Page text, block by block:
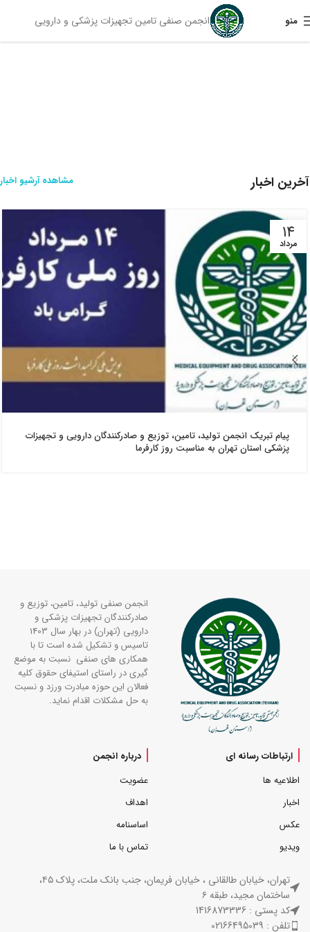
منو انجمن صنفی تامین تجهیزات پزشکی و دارویی
آخرین اخبار مشاهده آرشیو اخبار
۱۴
مرداد
پیام تبریک انجمن تولید، تامین، توزیع و صادرکنندگان دارویی و تجهیزات
پزشکی استان تهران به مناسبت روز کارفرما
انجمن صنفی تولید، تامین، توزیع و
صادرکنندگان تجهیزات پزشکی و
دارویی (تهران) در بهار سال 1403
تاسیس و تشکیل شده است تا با
همکاری های صنفی نسبت به موضع
گیری در راستای استیفای حقوق کلیه
فعالان این حوزه مبادرت ورزد و نسبت
به حل مشکلات اقدام نماید.
ارتباطات رسانه ای
اطلاعیه ها
اخبار
عکس
ویدیو
درباره انجمن
عضویت
اهداف
اساسنامه
تماس با ما
تهران، خیابان طالقانی ، خیابان فریمان، جنب بانک ملت، پلاک ۴۵،
ساختمان مجید، طبقه ۶
کد پستی : 1416873336
تلفن : 02166495039